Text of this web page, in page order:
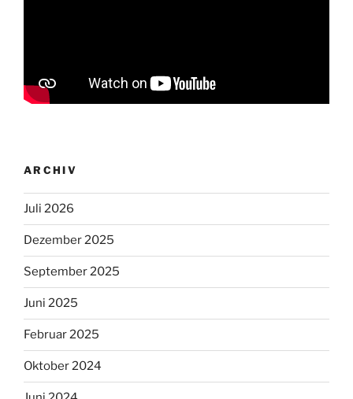
ARCHIV
Juli 2026
Dezember 2025
September 2025
Juni 2025
Februar 2025
Oktober 2024